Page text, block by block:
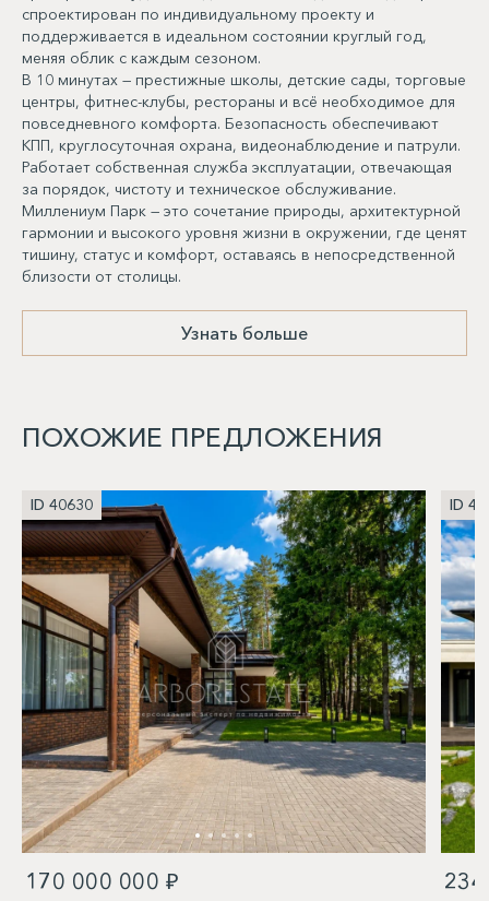
спроектирован по индивидуальному проекту и
поддерживается в идеальном состоянии круглый год,
меняя облик с каждым сезоном.
В 10 минутах — престижные школы, детские сады, торговые
центры, фитнес-клубы, рестораны и всё необходимое для
повседневного комфорта. Безопасность обеспечивают
КПП, круглосуточная охрана, видеонаблюдение и патрули.
Работает собственная служба эксплуатации, отвечающая
за порядок, чистоту и техническое обслуживание.
Миллениум Парк — это сочетание природы, архитектурной
гармонии и высокого уровня жизни в окружении, где ценят
тишину, статус и комфорт, оставаясь в непосредственной
близости от столицы.
Узнать больше
ПОХОЖИЕ ПРЕДЛОЖЕНИЯ
ID 40630
170 000 000 ₽
ID